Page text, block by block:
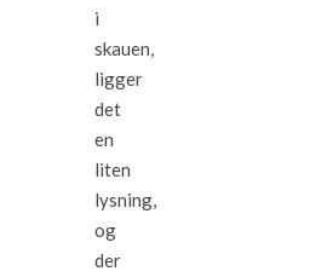
i
skauen,
ligger
det
en
liten
lysning,
og
der